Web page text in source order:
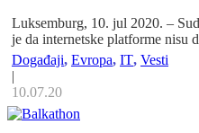
Luksemburg, 10. jul 2020. –
je da internetske platforme nisu
Događaji, Evropa, IT, Vesti
|
10.07.20